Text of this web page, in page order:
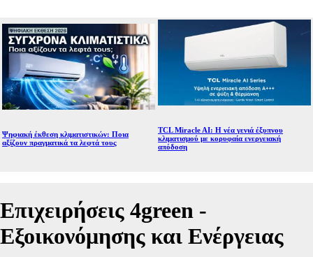
Ψηφιακή έκθεση κλιματιστικών: Ποια
αξίζουν πραγματικά τα λεφτά τους
TCL Miracle AI: Η νέα γενιά έξυπνου
κλιματισμού με κορυφαία ενεργειακή
απόδοση